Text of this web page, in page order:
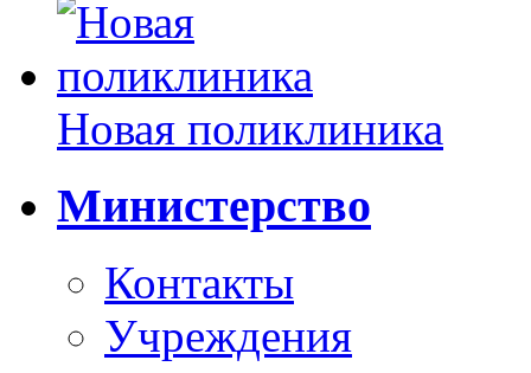
Новая поликлиника
Министерство
Контакты
Учреждения